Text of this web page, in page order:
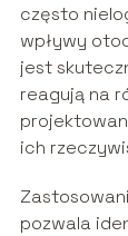
często
wpływy
jest
reagują na
ich
pozwala